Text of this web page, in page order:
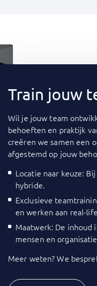
Train jouw
Wil je jouw team
behoeften en praktijk
creëren we samen een
afgestemd op jouw
Locatie naar keuze:
hybride.
Exclusieve
en werken aan real-
Maatwerk: De inhoud
mensen en
Meer weten? We